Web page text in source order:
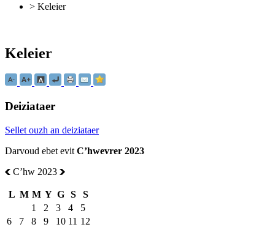
> Keleier
Keleier
Deiziataer
Sellet ouzh an deiziataer
Darvoud ebet evit Cʼhwevrer 2023
Cʼhw 2023
L M M Y G S
S
1
2 3 4
5
6
7 8 9 10 11 12